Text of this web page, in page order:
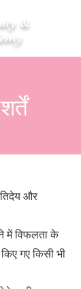
&
और
में विफलता के
गए किसी भी